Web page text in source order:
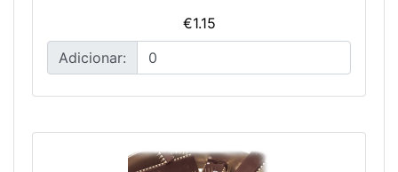
€1.15
Adicionar: